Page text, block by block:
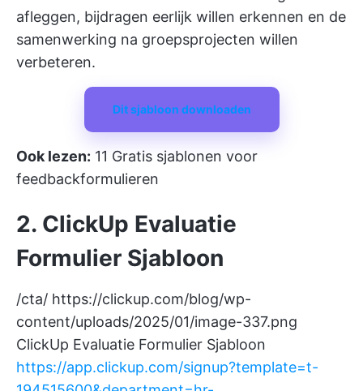
afleggen, bijdragen eerlijk willen erkennen en de
samenwerking na groepsprojecten willen
verbeteren.
Dit sjabloon downloaden
Ook lezen: 11 Gratis sjablonen voor
feedbackformulieren
2. ClickUp Evaluatie
Formulier Sjabloon
/cta/ https://clickup.com/blog/wp-
content/uploads/2025/01/image-337.png
ClickUp Evaluatie Formulier Sjabloon
https://app.clickup.com/signup?template=t-